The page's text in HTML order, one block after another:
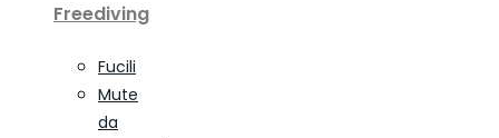
Freediving
Fucili
Mute
da